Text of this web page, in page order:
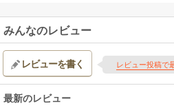
みんなのレビュー
レビューを書く レビュー投稿で
最新のレビュー